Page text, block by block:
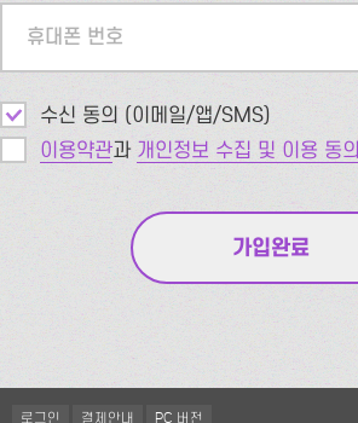
휴대폰 번호
수신 동의 (이메일/앱/SMS)
이용약관과 개인정보 수집 및 이용 동의
로그인 결제안내 PC 버전